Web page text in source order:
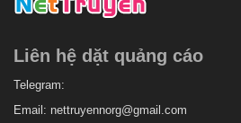
Liên hệ dặt quảng cáo
Telegram:
Email: nettruyennorg@gmail.com